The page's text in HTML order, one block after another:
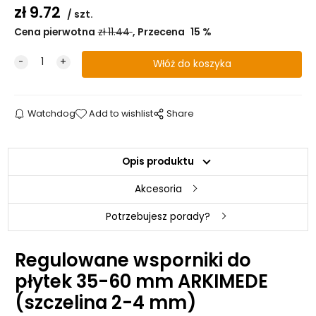
zł9.72
szt.
Cena pierwotna zł11.44 Przecena 15 %
Watchdog Add to wishlist Share
Opis produktu
Akcesoria
Potrzebujesz porady?
Regulowane wsporniki do
płytek 35-60 mm ARKIMEDE
(szczelina 2-4 mm)